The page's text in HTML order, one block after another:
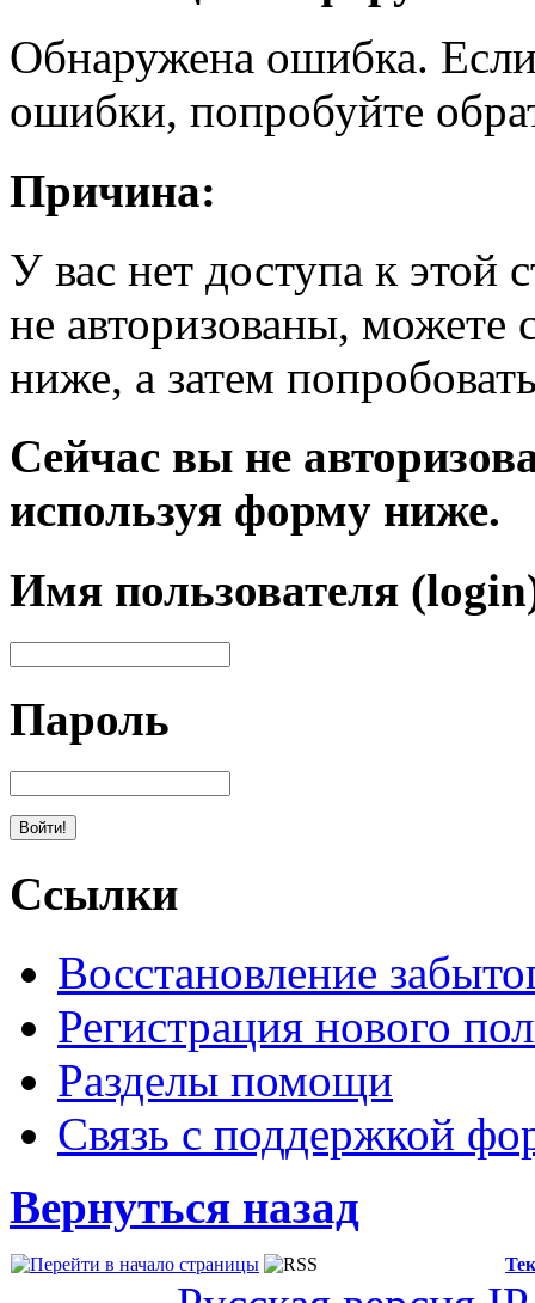
Обнаружена ошибка.
ошибки, попробуйте
Причина:
У вас нет доступа к
не авторизованы, можете
ниже, а затем
Сейчас вы не
используя форму ниже.
Имя пользователя
Пароль
Ссылки
Восстановление
Регистрация нового
Разделы помощи
Связь с поддержкой
Вернуться назад